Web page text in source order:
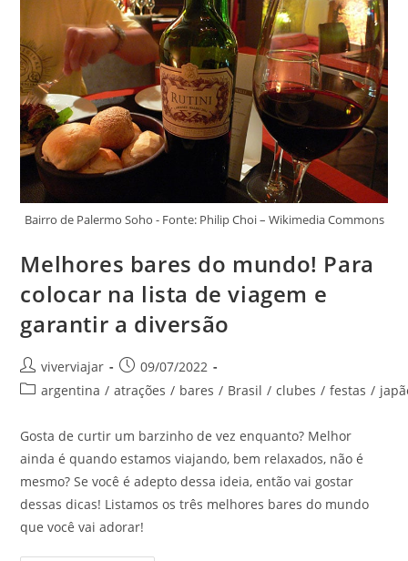
Bairro de Palermo Soho - Fonte: Philip Choi – Wikimedia Commons
Melhores bares do mundo! Para
colocar na lista de viagem e
garantir a diversão
Autor
do
viverviajar
Post
publicado:
09/07/2022
Categoria
post:
argentina / atrações / bares / Brasil / clubes / festas /
Gosta de curtir um barzinho de vez enquanto? Melhor
ainda é quando estamos viajando, bem relaxados, não é
mesmo? Se você é adepto dessa ideia, então vai gostar
dessas dicas! Listamos os três melhores bares do mundo
que você vai adorar!